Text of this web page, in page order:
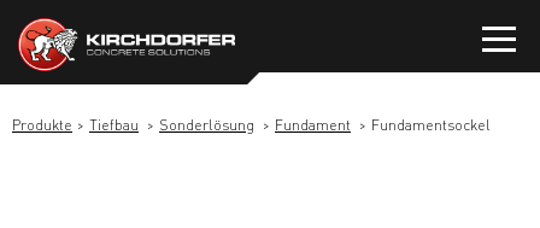
Inhalt
springen
Produkte Tiefbau Sonderlösung Fundament Fundamentsockel